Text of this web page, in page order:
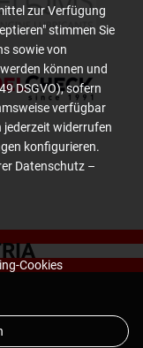
zur Verfügung
stimmen Sie
sowie von
können und
DSGVO), sofern
verfügbar
widerrufen
konfigurieren.
Datenschutz –
Cookies